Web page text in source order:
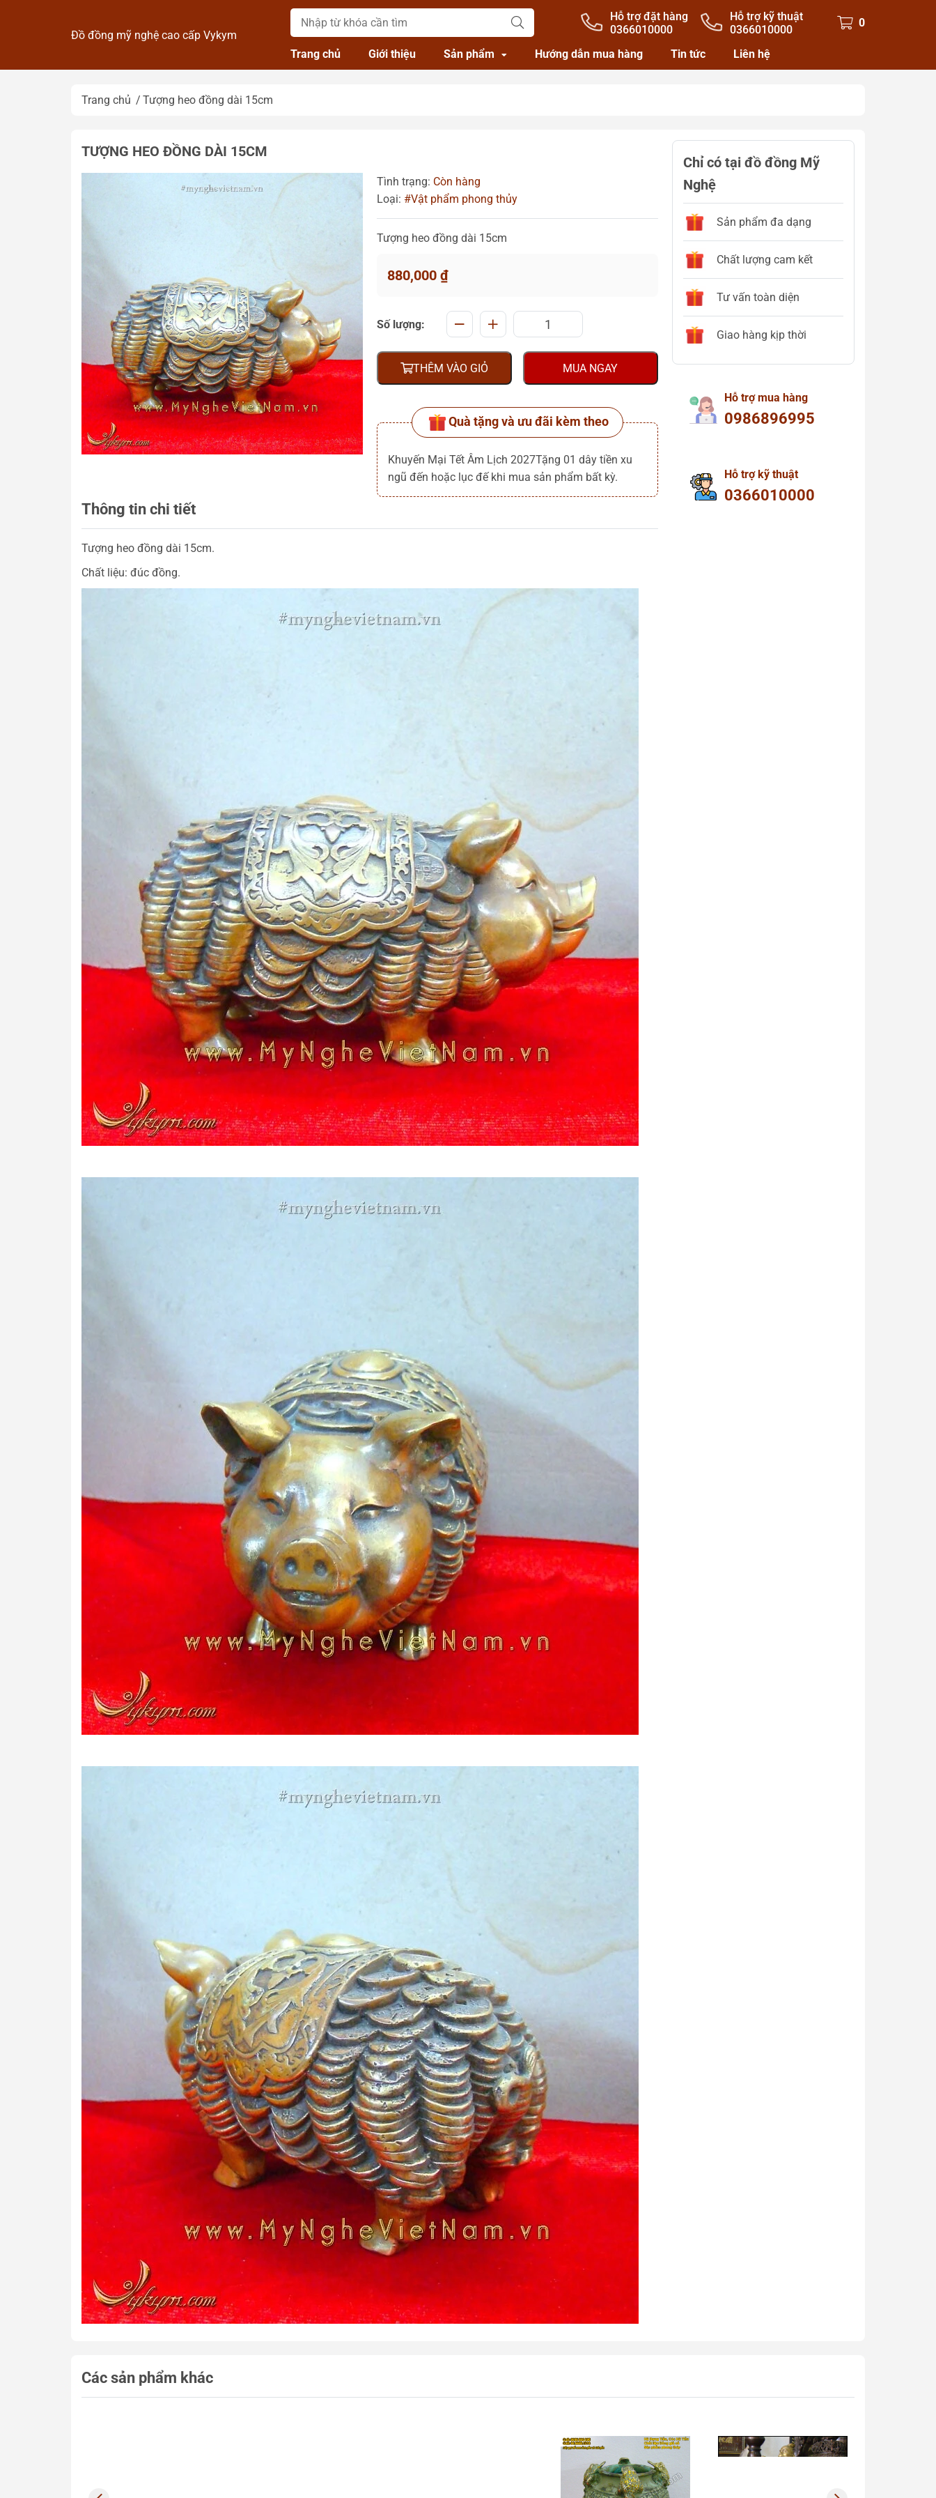
Đồ đồng mỹ nghệ cao cấp Vykym
Hỗ trợ đặt hàng
0366010000
Hỗ trợ kỹ thuật
0366010000
0
Trang chủ Giới thiệu Sản phẩm Hướng dẫn mua hàng Tin tức Liên hệ
Trang chủ Tượng heo đồng dài 15cm
TƯỢNG HEO ĐỒNG DÀI 15CM
Tình trạng: Còn hàng
Loại: #Vật phẩm phong thủy
Tượng heo đồng dài 15cm
880,000 ₫
Số lượng:
THÊM VÀO GIỎ MUA NGAY
Quà tặng và ưu đãi kèm theo
Khuyến Mại Tết Âm Lịch 2027Tặng 01 dây tiền xu
ngũ đến hoặc lục đế khi mua sản phẩm bất kỳ.
Thông tin chi tiết
Tượng heo đồng dài 15cm.
Chất liệu: đúc đồng.
Chỉ có tại đồ đồng Mỹ
Nghệ
Sản phẩm đa dạng
Chất lượng cam kết
Tư vấn toàn diện
Giao hàng kịp thời
Hỗ trợ mua hàng
0986896995
Hỗ trợ kỹ thuật
0366010000
Các sản phẩm khác